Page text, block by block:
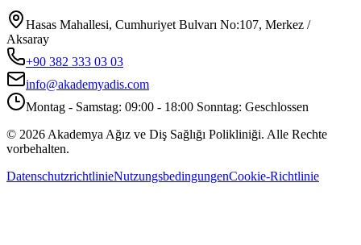
Hasas Mahallesi, Cumhuriyet Bulvarı No:107, Merkez /
Aksaray
+90 382 333 03 03
info@akademyadis.com
Montag - Samstag: 09:00 - 18:00 Sonntag: Geschlossen
© 2026 Akademya Ağız ve Diş Sağlığı Polikliniği. Alle Rechte
vorbehalten.
DatenschutzrichtlinieNutzungsbedingungenCookie-Richtlinie